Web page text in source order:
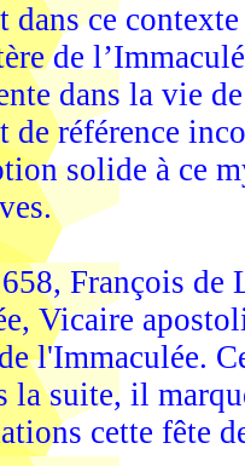
dans ce
de
dans la vie
de référence
solide à ce
François de
Vicaire
l'Immaculée.
la suite, il
cette fête